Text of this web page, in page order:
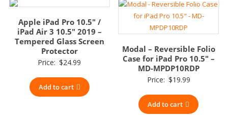
Apple iPad Pro 10.5″ /
iPad Air 3 10.5″ 2019 –
Tempered Glass Screen
Protector
Price: $24.99
Add to cart
Modal – Reversible Folio
Case for iPad Pro 10.5″ –
MD-MPDP10RDP
Price: $19.99
Add to cart